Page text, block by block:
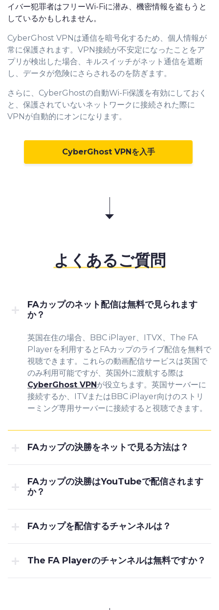
イバー犯罪者はフリーWi-Fiに潜み、機密情報を盗もうと
しているかもしれません。
CyberGhost VPNは通信を暗号化するため、個人情報が
常に保護されます。VPN接続が不安定になったことをア
プリが検出した場合、キルスイッチがネット通信を遮断
し、データが危険にさらされるのを防ぎます。
さらに、CyberGhostの自動Wi-Fi保護を有効にしておく
と、保護されていないネットワークに接続された際に
VPNが自動的にオンになります。
CyberGhost VPNを入手
よくあるご質問
FAカップのネット配信は無料で見られます
か？
英国在住の場合、BBC iPlayer、ITVX、The FA
Playerを利用するとFAカップのライブ配信を無料で
視聴できます。これらの動画配信サービスは英国で
のみ利用可能ですが、英国外に渡航する際は
CyberGhost VPNが役立ちます。英国サーバーに
接続するか、ITVまたはBBC iPlayer向けのストリ
ーミング専用サーバーに接続すると視聴できます。
FAカップの決勝をネットで見る方法は？
FAカップの決勝はYouTubeで配信されます
か？
FAカップを配信するチャンネルは？
The FA Playerのチャンネルは無料ですか？